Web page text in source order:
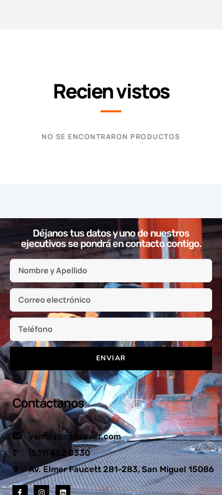
Recien vistos
NO SE ENCONTRARON PRODUCTOS
Contáctanos
ventas@csbeaver.com
(511) 452 0330
Av. Elmer Faucett 281-283, San Miguel 15086
Déjanos tus datos y uno de nuestros
ejecutivos se pondrá en contacto contigo.
ENVIAR